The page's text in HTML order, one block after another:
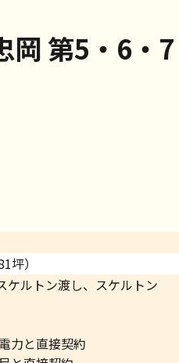
岡 第5・6・7
坪）
ケルトン渡し、スケルトン
力と直接契約